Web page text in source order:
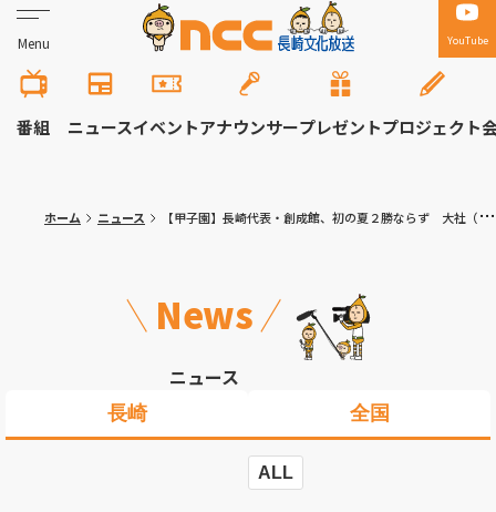
Menu YouTube
番組 ニュースイベントアナウンサープレゼントプロジェクト
ホーム ニュース 【甲子園】長崎代表・創成館、初の夏２勝ならず 大社（島根）との２回戦で延長タイブレークの末に決着「高校野球、最高！」
News
ニュース
長崎 全国
ALL